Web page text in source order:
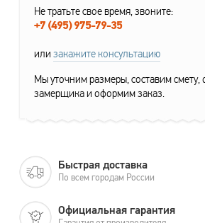
Не тратьте свое время, звоните:
+7 (495) 975-79-35
или закажите консультацию
Мы уточним размеры, составим смету,
замерщика и оформим заказ.
Быстрая доставка
По всем городам России
Официальная гарантия